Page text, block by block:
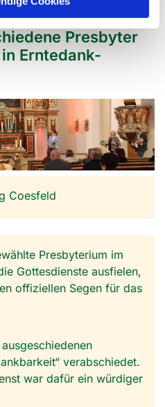
Presbyter
Erntedank-
Coesfeld
Presbyterium im
Gottesdienste ausfielen,
offiziellen Segen für das
verabschiedet.
war dafür ein würdiger